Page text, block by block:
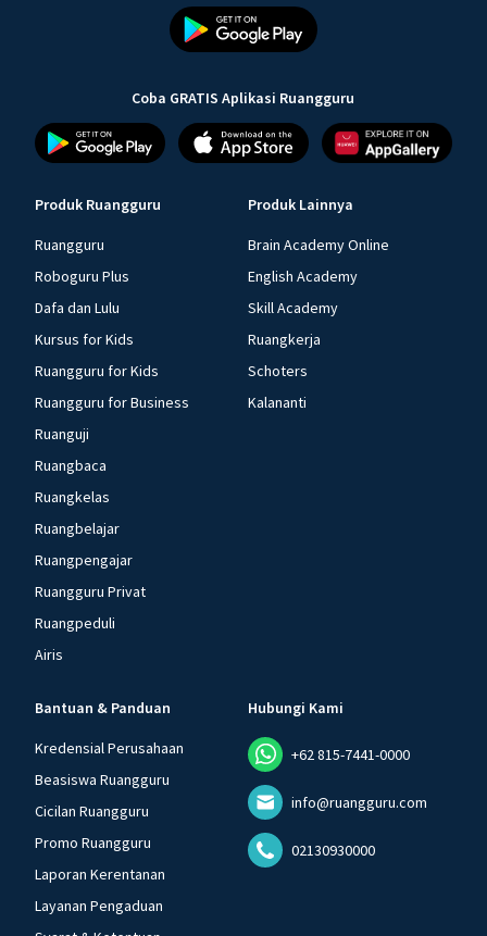
Coba GRATIS Aplikasi Ruangguru
Produk Ruangguru
Ruangguru
Roboguru Plus
Dafa dan Lulu
Kursus for Kids
Ruangguru for Kids
Ruangguru for Business
Ruanguji
Ruangbaca
Ruangkelas
Ruangbelajar
Ruangpengajar
Ruangguru Privat
Ruangpeduli
Airis
Produk Lainnya
Brain Academy Online
English Academy
Skill Academy
Ruangkerja
Schoters
Kalananti
Bantuan & Panduan
Kredensial Perusahaan
Beasiswa Ruangguru
Cicilan Ruangguru
Promo Ruangguru
Laporan Kerentanan
Layanan Pengaduan
Hubungi Kami
+62 815-7441-0000
info@ruangguru.com
02130930000